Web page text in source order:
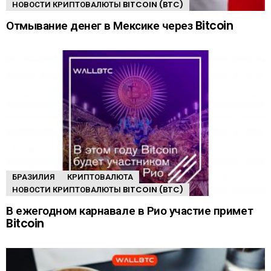
НОВОСТИ КРИПТОВАЛЮТЫ BITCOIN (BTC)
Отмывание денег в Мексике через Bitcoin
БРАЗИЛИЯ
КРИПТОВАЛЮТА
НОВОСТИ КРИПТОВАЛЮТЫ BITCOIN (BTC)
В ежегодном карнавале в Рио участие примет
Bitcoin